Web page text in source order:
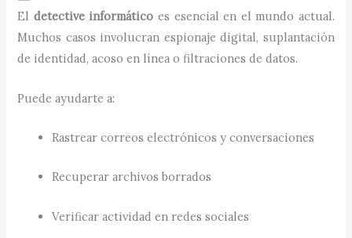
El detective informático es esencial en el mundo actual.
Muchos casos involucran espionaje digital, suplantación
de identidad, acoso en línea o filtraciones de datos.
Puede ayudarte a:
Rastrear correos electrónicos y conversaciones
Recuperar archivos borrados
Verificar actividad en redes sociales